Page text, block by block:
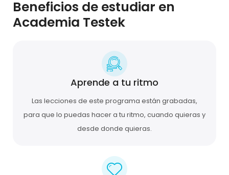
Beneficios de estudiar en
Academia Testek
Aprende a tu ritmo
Las lecciones de este programa están grabadas,
para que lo puedas hacer a tu ritmo, cuando quieras y
desde donde quieras.